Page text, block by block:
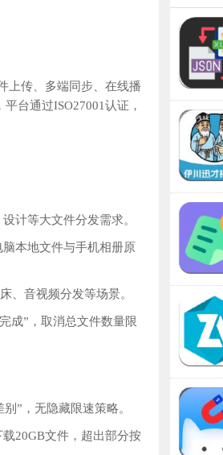
上传、多端同步、在线播
台通过ISO27001认证，
计等大文件分发需求。
本地文件与手机相册原
、音视频分发等场景。
成”，取消总文件数量限
”，无隐藏限速策略。
20GB文件，超出部分按